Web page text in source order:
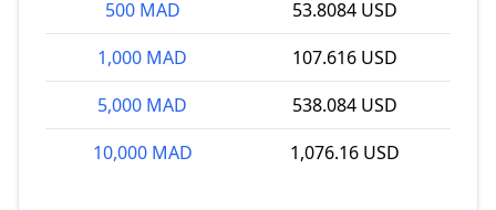
500 MAD
53.8084 USD
1,000 MAD
107.616 USD
5,000 MAD
538.084 USD
10,000 MAD
1,076.16 USD